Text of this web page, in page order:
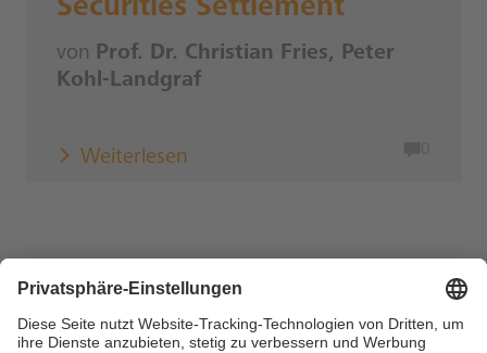
Securities Settlement
von Prof. Dr. Christian Fries, Peter
Kohl-Landgraf
Weiterlesen